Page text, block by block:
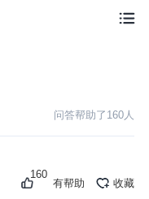
问答帮助了 160人
160
有帮助 收藏